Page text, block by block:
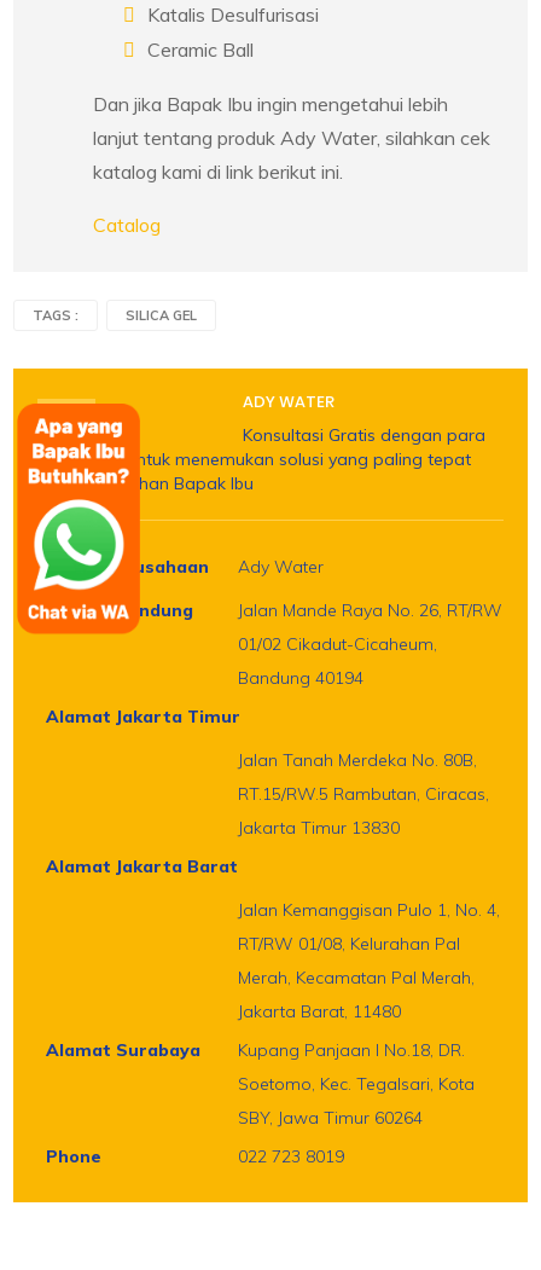
Katalis Desulfurisasi
Ceramic Ball
Dan jika Bapak Ibu ingin mengetahui lebih
lanjut tentang produk Ady Water, silahkan cek
katalog kami di link berikut ini.
Catalog
TAGS : SILICA GEL
ADY WATER
Konsultasi Gratis dengan para
sales kami untuk menemukan solusi yang paling tepat
untuk kebutuhan Bapak Ibu
Nama Perusahaan
Ady Water
Alamat Bandung
Jalan Mande Raya No. 26, RT/RW
01/02 Cikadut-Cicaheum,
Bandung 40194
Alamat Jakarta Timur
Jalan Tanah Merdeka No. 80B,
RT.15/RW.5 Rambutan, Ciracas,
Jakarta Timur 13830
Alamat Jakarta Barat
Jalan Kemanggisan Pulo 1, No. 4,
RT/RW 01/08, Kelurahan Pal
Merah, Kecamatan Pal Merah,
Jakarta Barat, 11480
Alamat Surabaya
Kupang Panjaan I No.18, DR.
Soetomo, Kec. Tegalsari, Kota
SBY, Jawa Timur 60264
Phone
022 723 8019